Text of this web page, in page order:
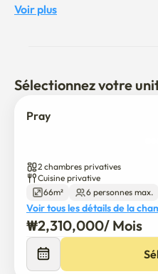
Vous pouvez ouvrir la porte
2 places de stationnement
Le jeu de société est
Kyeong en 20-30 minutes.
Dépanneur de CU 1 minute |
Blanchisserie 3 minutes
✨ Plaisir intelligent ✨
Visionnez Smart TV &
Wi-Fi gratuit
Voir plus
Sélectionnez votre
Pray
2 chambres privatives
Cuisine privative
66m²
6 personnes max.
Voir tous les détails de la
₩2,310,000/ Mois